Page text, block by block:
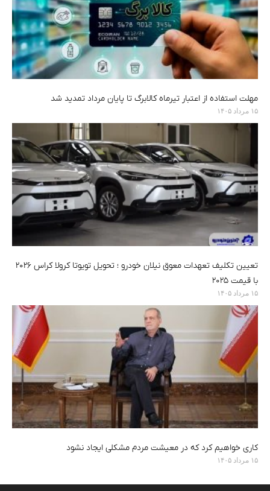
مهلت استفاده از اعتبار تیرماه کالابرگ تا پایان مرداد تمدید شد
۱۵ مرداد ۱۴۰۵
تعیین تکلیف تعهدات معوق نیلان خودرو ؛ تحویل تویوتا کرولا کراس ۲۰۲۶
با قیمت ۲۰۲۵
۱۵ مرداد ۱۴۰۵
کاری خواهیم کرد که در معیشت مردم مشکلی ایجاد نشود
۱۵ مرداد ۱۴۰۵